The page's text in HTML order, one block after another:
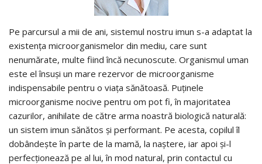
Pe parcursul a mii de ani, sistemul nostru imun s-a adaptat la
existenţa microorganismelor din mediu, care sunt
nenumărate, multe fiind încă necunoscute. Organismul uman
este el însuşi un mare rezervor de microorganisme
indispensabile pentru o viaţa sănătoasă. Puţinele
microorganisme nocive pentru om pot fi, în majoritatea
cazurilor, anihilate de către arma noastră biologică naturală:
un sistem imun sănătos şi performant. Pe acesta, copilul îl
dobândeşte în parte de la mamă, la naştere, iar apoi şi-l
perfecţionează pe al lui, în mod natural, prin contactul cu